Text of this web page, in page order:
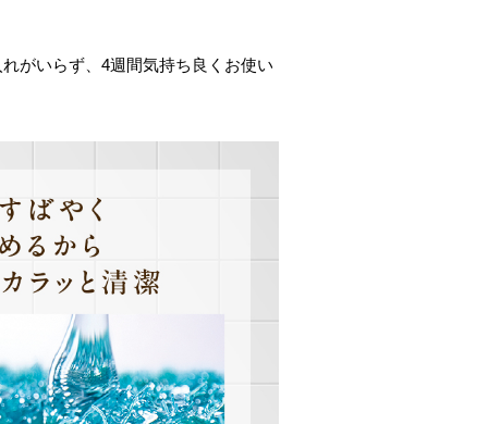
がいらず、4週間気持ち良くお使い